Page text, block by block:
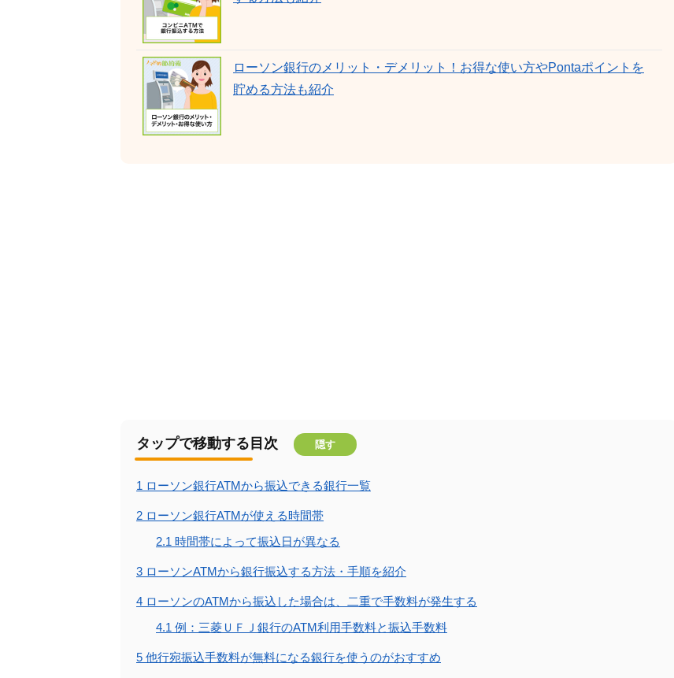
ローソン銀行のメリット・デメリット！お得な使い方やPontaポイントを
貯める方法も紹介
タップで移動する目次 隠す
1 ローソン銀行ATMから振込できる銀行一覧
2 ローソン銀行ATMが使える時間帯
2.1 時間帯によって振込日が異なる
3 ローソンATMから銀行振込する方法・手順を紹介
4 ローソンのATMから振込した場合は、二重で手数料が発生する
4.1 例：三菱ＵＦＪ銀行のATM利用手数料と振込手数料
5 他行宛振込手数料が無料になる銀行を使うのがおすすめ